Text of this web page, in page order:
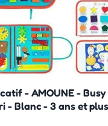
- AMOUNE - Busy
- Blanc - 3 ans et